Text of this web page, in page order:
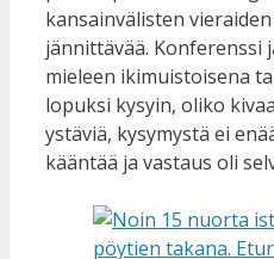
kansainvälisten
jännittävää. Konferenssi
mieleen ikimuistoisena
lopuksi kysyin, oliko
ystäviä, kysymystä ei
kääntää ja vastaus oli